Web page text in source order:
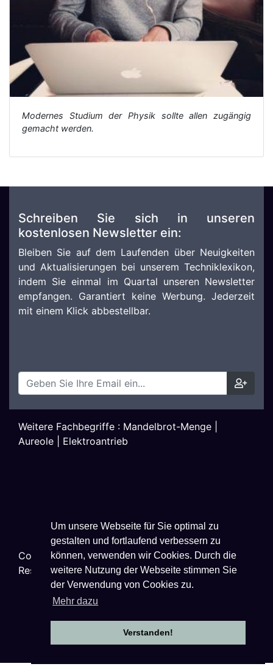
Um unsere Webseite für Sie optimal zu
gestalten und fortlaufend verbessern zu
können, verwenden wir Cookies. Durch die
weitere Nutzung der Webseite stimmen Sie
der Verwendung von Cookies zu.
Mehr dazu
Verstanden!
Modernes Studium der Physik sollte allen zugängig
gemacht werden.
Schreiben Sie sich in unseren
kostenlosen Newsletter ein:
Bleiben Sie auf dem Laufenden über Neuigkeiten
und Aktualisierungen bei unserem Techniklexikon,
indem Sie einmal im Quartal unseren Newsletter
empfangen. Garantiert keine Werbung. Jederzeit
mit einem Klick abbestellbar.
Weitere Fachbegriffe : Mandelbrot-Menge
Aureole
Elektroantrieb
Copyright ©2026Techniklexikon.net - All Rights
Reserved.
Datenschutzhinweise